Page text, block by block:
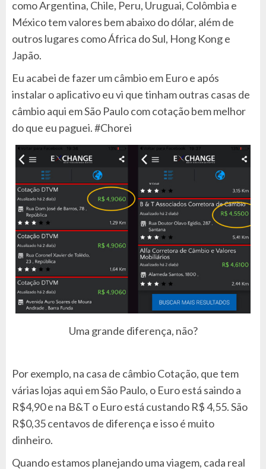
como Argentina, Chile, Peru, Uruguai, Colômbia e
México tem valores bem abaixo do dólar, além de
outros lugares como África do Sul, Hong Kong e
Japão.
Eu acabei de fazer um câmbio em Euro e após
instalar o aplicativo eu vi que tinham outras casas de
câmbio aqui em São Paulo com cotação bem melhor
do que eu paguei. #Chorei
Uma grande diferença, não?
Por exemplo, na casa de câmbio Cotação, que tem
várias lojas aqui em São Paulo, o Euro está saindo a
R$4,90 e na B&T o Euro está custando R$ 4,55. São
R$0,35 centavos de diferença e isso é muito
dinheiro.
Quando estamos planejando uma viagem, cada real